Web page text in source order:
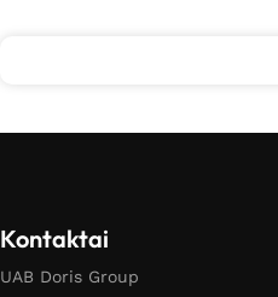
Kontaktai
UAB Doris Group